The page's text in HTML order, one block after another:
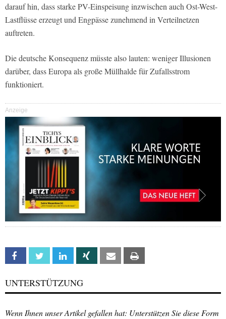
darauf hin, dass starke PV-Einspeisung inzwischen auch Ost-West-
Lastflüsse erzeugt und Engpässe zunehmend in Verteilnetzen
auftreten.
Die deutsche Konsequenz müsste also lauten: weniger Illusionen
darüber, dass Europa als große Müllhalde für Zufallsstrom
funktioniert.
Anzeige
Facebook Twitter Linkedin Xing Email
UNTERSTÜTZUNG
Wenn Ihnen unser Artikel gefallen hat: Unterstützen Sie diese Form